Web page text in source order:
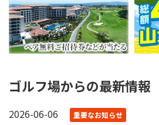
ゴルフ場からの最新情報
2026-06-06 重要なお知らせ